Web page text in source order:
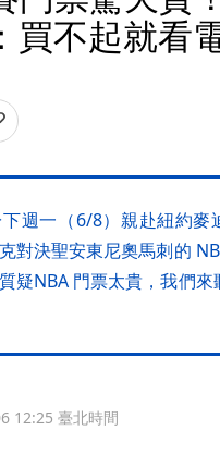
買不起就看
週一（6/8）親赴紐約麥
對決聖安東尼奧馬刺的
疑NBA 門票太貴，我們來
12:25 臺北時間